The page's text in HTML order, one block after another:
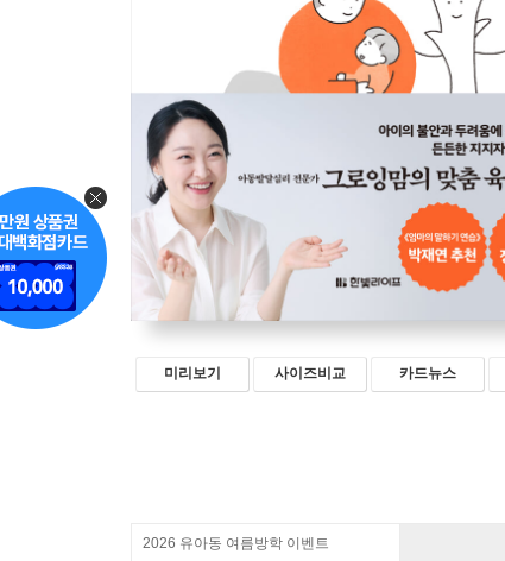
미리보기 사이즈비교 카드뉴스
2026 유아동 여름방학 이벤트